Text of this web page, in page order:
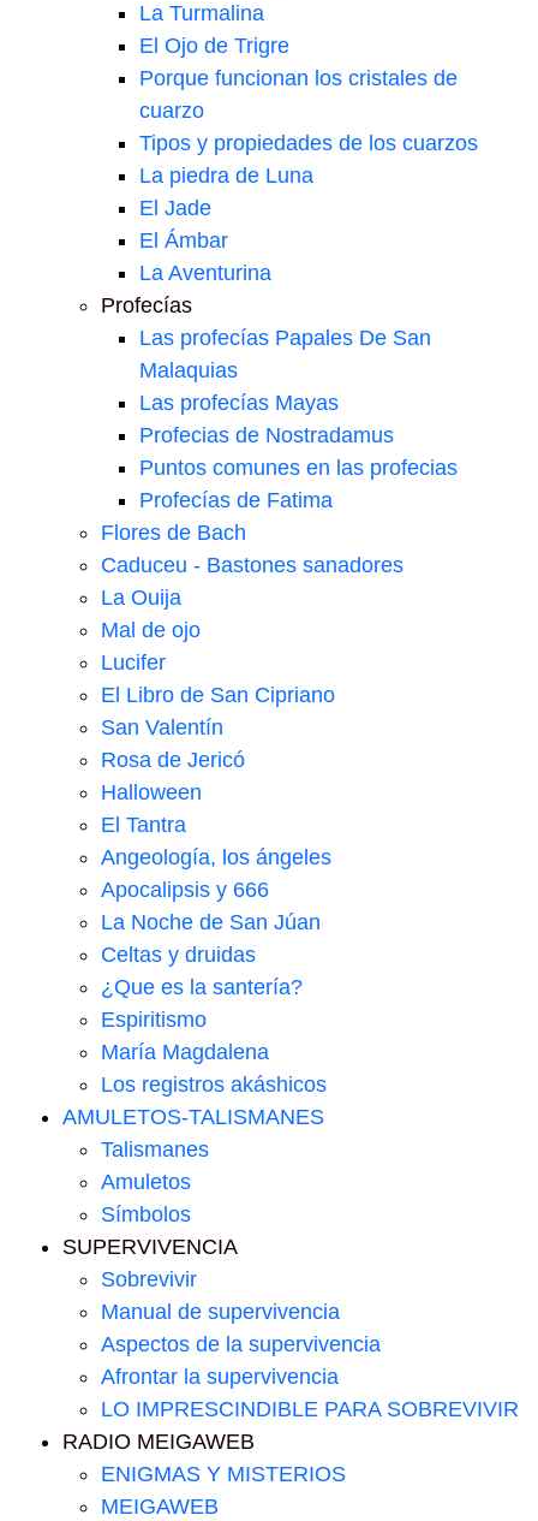
La Turmalina
El Ojo de Trigre
Porque funcionan los cristales de
cuarzo
Tipos y propiedades de los cuarzos
La piedra de Luna
El Jade
El Ámbar
La Aventurina
Profecías
Las profecías Papales De San
Malaquias
Las profecías Mayas
Profecias de Nostradamus
Puntos comunes en las profecias
Profecías de Fatima
Flores de Bach
Caduceu - Bastones sanadores
La Ouija
Mal de ojo
Lucifer
El Libro de San Cipriano
San Valentín
Rosa de Jericó
Halloween
El Tantra
Angeología, los ángeles
Apocalipsis y 666
La Noche de San Júan
Celtas y druidas
¿Que es la santería?
Espiritismo
María Magdalena
Los registros akáshicos
AMULETOS-TALISMANES
Talismanes
Amuletos
Símbolos
SUPERVIVENCIA
Sobrevivir
Manual de supervivencia
Aspectos de la supervivencia
Afrontar la supervivencia
LO IMPRESCINDIBLE PARA SOBREVIVIR
RADIO MEIGAWEB
ENIGMAS Y MISTERIOS
MEIGAWEB